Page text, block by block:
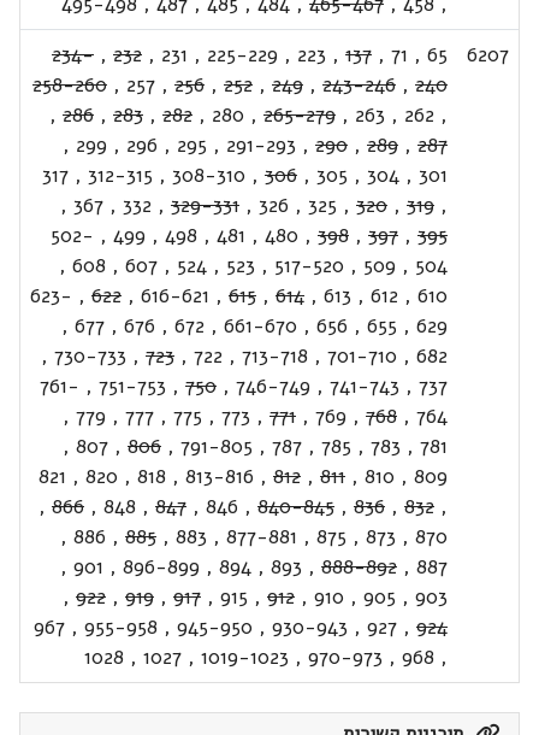
6207
65
,
71
,
137
,
223
,
225-229
,
231
,
232
,
234-
240
,
243-246
,
249
,
252
,
256
,
257
,
258-260
,
262
,
263
,
265-279
,
280
,
282
,
283
,
286
,
287
,
289
,
290
,
291-293
,
295
,
296
,
299
,
301
,
304
,
305
,
306
,
308-310
,
312-315
,
317
,
319
,
320
,
325
,
326
,
329-331
,
332
,
367
,
395
,
397
,
398
,
480
,
481
,
498
,
499
,
502-
504
,
509
,
517-520
,
523
,
524
,
607
,
608
,
610
,
612
,
613
,
614
,
615
,
616-621
,
622
,
623-
629
,
655
,
656
,
661-670
,
672
,
676
,
677
,
682
,
701-710
,
713-718
,
722
,
723
,
730-733
,
737
,
741-743
,
746-749
,
750
,
751-753
,
761-
764
,
768
,
769
,
771
,
773
,
775
,
777
,
779
,
781
,
783
,
785
,
787
,
791-805
,
806
,
807
,
809
,
810
,
811
,
812
,
813-816
,
818
,
820
,
821
,
832
,
836
,
840-845
,
846
,
847
,
848
,
866
,
870
,
873
,
875
,
877-881
,
883
,
885
,
886
,
887
,
888-892
,
893
,
894
,
896-899
,
901
,
903
,
905
,
910
,
912
,
915
,
917
,
919
,
922
,
924
,
927
,
930-943
,
945-950
,
955-958
,
967
,
968
,
970-973
,
1019-1023
,
1027
,
1028